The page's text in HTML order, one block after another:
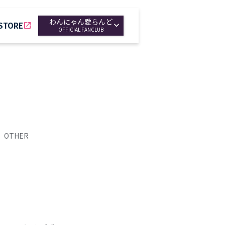
open_in_new わんにゃん愛らんど
OFFICIAL FANCLUB
OTHER